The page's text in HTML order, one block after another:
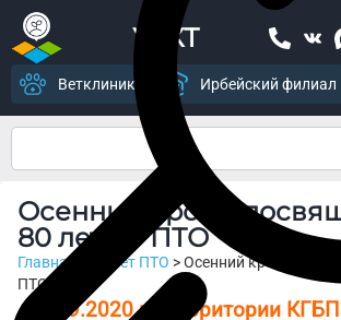
УСХТ
Ветклиника Ирбейский филиал
Осенний кросс,
80 летию ПТО
Главная 80 лет ПТО >Осенний кросс,
ПТО
22.09.2020 на территории